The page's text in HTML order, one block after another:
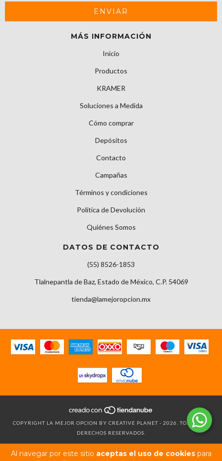
Al navegar por este sitio aceptas el uso de cookiespara
MÁS INFORMACIÓN
Inicio
Productos
KRAMER
Soluciones a Medida
Cómo comprar
Depósitos
Contacto
Campañas
Términos y condiciones
Política de Devolución
Quiénes Somos
DATOS DE CONTACTO
(55) 8526-1853
Tlalnepantla de Baz, Estado de México, C.P. 54069
tienda@lamejoropcion.mx
COPYRIGHT LA MEJOR OPCION BY CREATIVE PLANET - 2026. TODOS LOS
DERECHOS RESERVADOS.